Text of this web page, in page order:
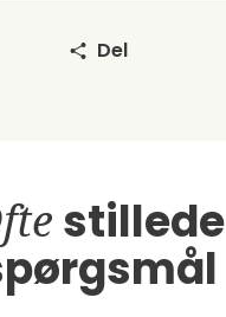
Del
stillede